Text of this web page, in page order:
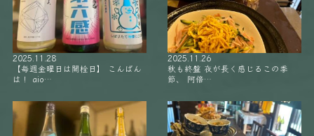
2025.11.28
【毎週金曜日は開栓日】 こんばん
は！ aio…
2025.11.26
秋も終盤 夜が長く感じるこの季
節、 阿倍…